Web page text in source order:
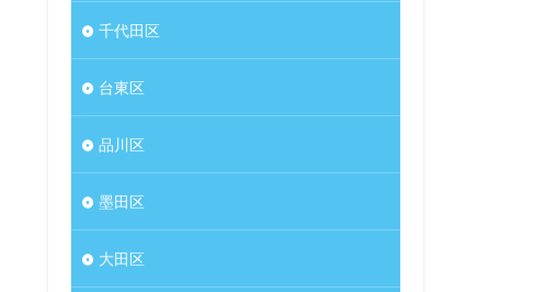
千代田区
台東区
品川区
墨田区
大田区